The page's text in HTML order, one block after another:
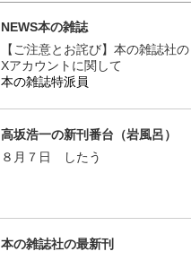
NEWS本の雑誌
【ご注意とお詫び】本の雑誌社の
Xアカウントに関して
本の雑誌特派員
高坂浩一の新刊番台（岩風呂）
８月７日 したう
本の雑誌社の最新刊